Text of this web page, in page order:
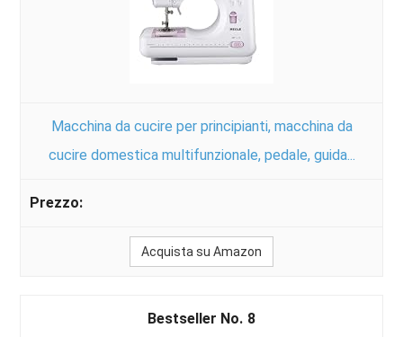
Macchina da cucire per principianti, macchina da
cucire domestica multifunzionale, pedale, guida...
Acquista su Amazon
8